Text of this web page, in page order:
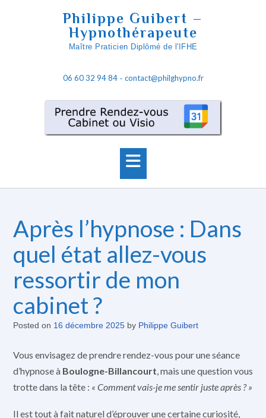
Philippe Guibert –
Hypnothérapeute
Maître Praticien Diplômé de l'IFHE
06 60 32 94 84- contact@philghypno.fr
Après l’hypnose : Dans
quel état allez-vous
ressortir de mon
cabinet ?
Posted on 16 décembre 2025 by Philippe Guibert
Vous envisagez de prendre rendez-vous pour une séance
d’hypnose à Boulogne-Billancourt, mais une question vous
trotte dans la tête : « Comment vais-je me sentir juste après ? »
Il est tout à fait naturel d’éprouver une certaine curiosité,